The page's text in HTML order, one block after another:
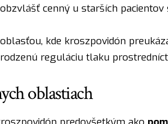
cenný u starších pacientov
kde kroszpovidón
reguláciu tlaku
oblastiach